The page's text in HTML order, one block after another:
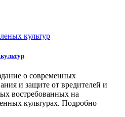
о современных
и защите от вредителей и
востребованных на
культурах. Подробно